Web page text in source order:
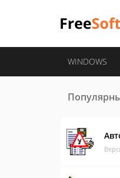
WINDOWS